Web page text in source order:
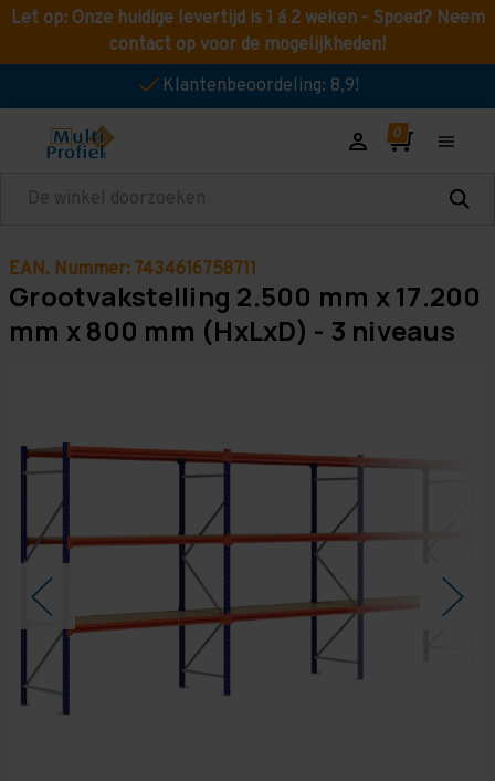
Let op: Onze huidige levertijd is 1 á 2 weken - Spoed? Neem
contact op voor de mogelijkheden!
Klantenbeoordeling: 8,9!
Zoeken
EAN. Nummer: 7434616758711
Grootvakstelling 2.500 mm x 17.200
mm x 800 mm (HxLxD) - 3 niveaus